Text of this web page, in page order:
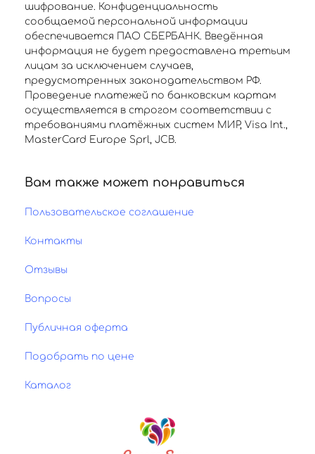
шифрование. Конфиденциальность
сообщаемой персональной информации
обеспечивается ПАО СБЕРБАНК. Введённая
информация не будет предоставлена третьим
лицам за исключением случаев,
предусмотренных законодательством РФ.
Проведение платежей по банковским картам
осуществляется в строгом соответствии с
требованиями платёжных систем МИР, Visa Int.,
MasterCard Europe Sprl, JCB.
Вам также может понравиться
Пользовательское соглашение
Контакты
Отзывы
Вопросы
Публичная оферта
Подобрать по цене
Каталог